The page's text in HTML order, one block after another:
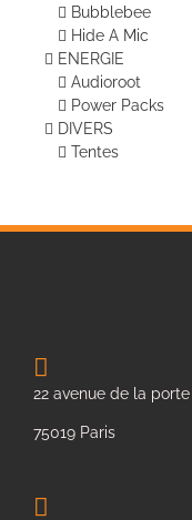
Bubblebee
Hide A Mic
ENERGIE
Audioroot
Power Packs
DIVERS
Tentes
22 avenue de la
75019 Paris